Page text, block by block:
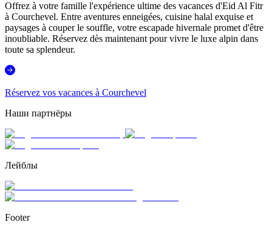
Offrez à votre famille l'expérience ultime des vacances d'Eid Al Fitr
à Courchevel. Entre aventures enneigées, cuisine halal exquise et
paysages à couper le souffle, votre escapade hivernale promet d'être
inoubliable. Réservez dès maintenant pour vivre le luxe alpin dans
toute sa splendeur.
Réservez vos vacances à Courchevel
Наши партнёры
Лейблы
Footer